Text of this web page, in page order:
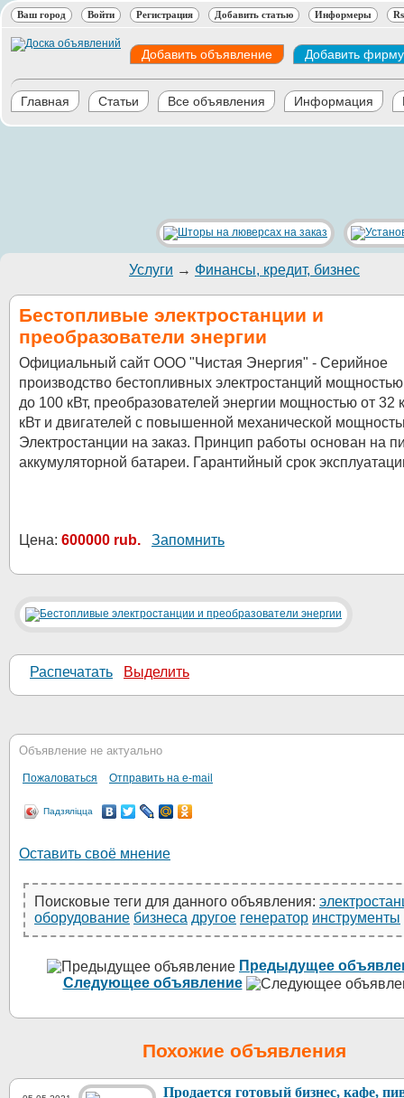
Ваш город Войти Регистрация Добавить статью Информеры
Добавить объявление Добавить фирму
Главная Статьи Все объявления Информация
Услуги → Финансы, кредит, бизнес
Бестопливые электростанции и
преобразователи энергии
Официальный сайт ООО "Чистая Энергия" - Серийное
производство бестопливных электростанций мощностью
до 100 кВт, преобразователей энергии мощностью от 32
кВт и двигателей с повышенной механической
Электростанции на заказ. Принцип работы основан на
аккумуляторной батареи. Гарантийный срок
Цена: 600000 rub. Запомнить
Распечатать Выделить
Объявление не актуально
Пожаловаться Отправить на e-mail
Падзяліцца
Оставить своё мнение
Поисковые теги для данного объявления:
оборудование бизнеса другое генератор инструменты
Предыдущее
Следующее объявление
Похожие объявления
Продается готовый бизнес, кафе,